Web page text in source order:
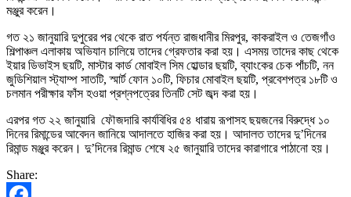
মঞ্জুর করেন।
গত ২১ জানুয়ারি দুপুরের পর থেকে রাত পর্যন্ত রাজধানীর মিরপুর, কাকরাইল ও তেজগাঁও
শিল্পাঞ্চল এলাকায় অভিযান চালিয়ে তাদের গ্রেফতার করা হয়। এসময় তাদের কাছ থেকে
ইয়ার ডিভাইস ছয়টি, মাস্টার কার্ড মোবাইল সিম হোল্ডার ছয়টি, ব্যাংকের চেক পাঁচটি, নন
জুডিশিয়াল স্ট্যাম্প সাতটি, স্মার্ট ফোন ১০টি, ফিচার মোবাইল ছয়টি, প্রবেশপত্র ১৮টি ও
চলমান পরীক্ষার ফাঁস হওয়া প্রশ্নপত্রের তিনটি সেট জব্দ করা হয়।
এরপর গত ২২ জানুয়ারি ফৌজদারি কার্যবিধির ৫৪ ধারায় রূপাসহ ছয়জনের বিরুদ্ধে ১০
দিনের রিমান্ডের আবেদন জানিয়ে আদালতে হাজির করা হয়। আদালত তাদের দু’দিনের
রিমান্ড মঞ্জুর করেন। দু’দিনের রিমান্ড শেষে ২৫ জানুয়ারি তাদের কারাগারে পাঠানো হয়।
Share: